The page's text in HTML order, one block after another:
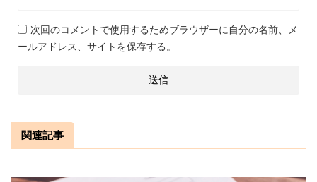
次回のコメントで使用するためブラウザーに自分の名前、メ
ールアドレス、サイトを保存する。
関連記事